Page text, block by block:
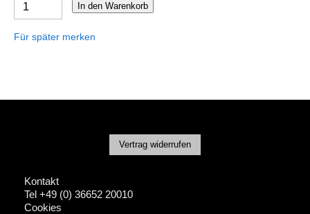
In den Warenkorb
Für später merken
Vertrag widerrufen
Kontakt
Tel +49 (0) 36652 20010
Cookies